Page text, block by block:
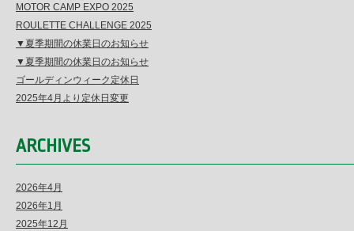
MOTOR CAMP EXPO 2025
ROULETTE CHALLENGE 2025
▼夏季期間の休業日のお知らせ
▼夏季期間の休業日のお知らせ
ゴールディンウィーク定休日
2025年4月より定休日変更
ARCHIVES
2026年4月
2026年1月
2025年12月